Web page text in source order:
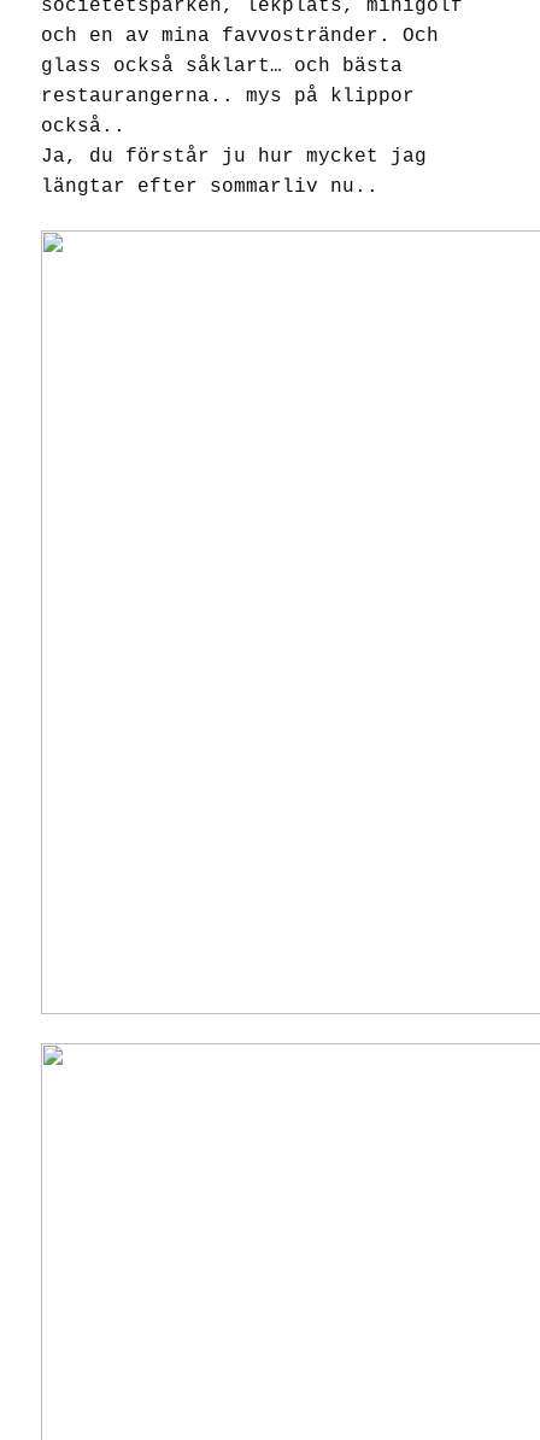
societetsparken, lekplats, minigolf
och en av mina favvostränder. Och
glass också såklart… och bästa
restaurangerna.. mys på klippor
också..
Ja, du förstår ju hur mycket jag
längtar efter sommarliv nu..